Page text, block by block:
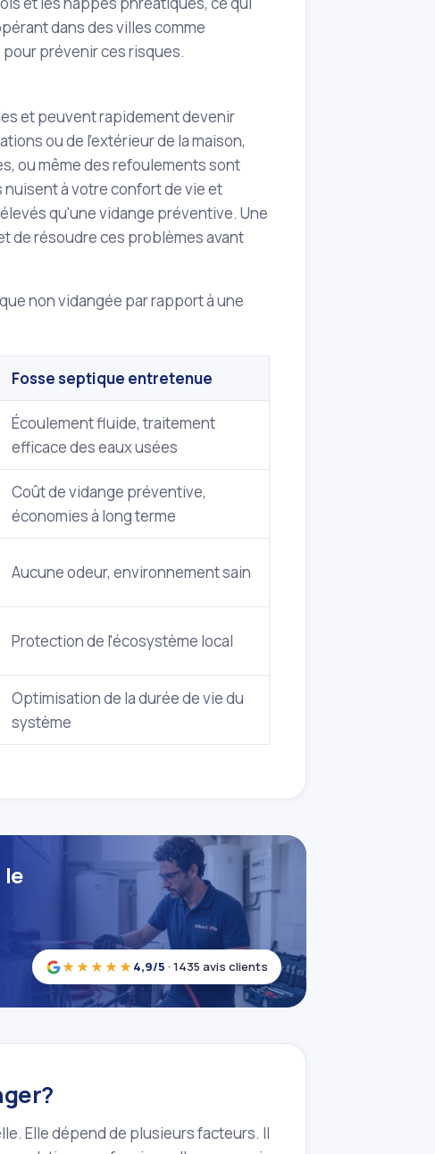
dans des villes comme
pour prévenir ces risques.
et peuvent rapidement devenir
ou de l'extérieur de la maison,
ou même des refoulements sont
à votre confort de vie et
qu'une vidange préventive. Une
de résoudre ces problèmes avant
non vidangée par rapport à une
Fosse septique entretenue
Écoulement fluide, traitement
efficace des eaux usées
Coût de vidange préventive,
économies à long terme
Aucune odeur, environnement sain
Protection de l'écosystème local
Optimisation de la durée de vie du
système
★★★★★4,9/5 · 1435 avis clients
Elle dépend de plusieurs facteurs. Il